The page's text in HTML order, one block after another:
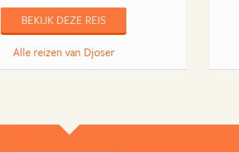
BEKIJK DEZE REIS
Alle reizen van Djoser